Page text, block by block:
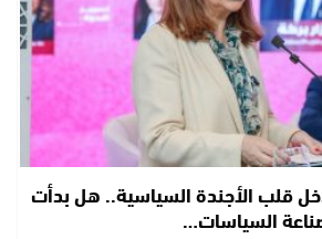
قلب الأجندة السياسية.. هل بدأت
السياسات…